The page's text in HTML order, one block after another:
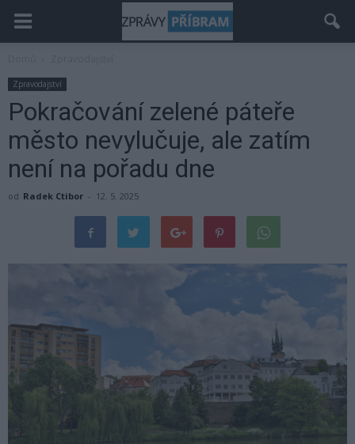
Zpravodajství
Pokračování zelené páteře
město nevylučuje, ale zatím
není na pořadu dne
od Radek Ctibor - 12. 5. 2025